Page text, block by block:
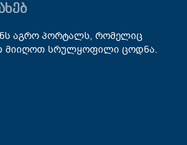
აგრო პორტალს, რომელიც
მიიღოთ სრულყოფილი ცოდნა.